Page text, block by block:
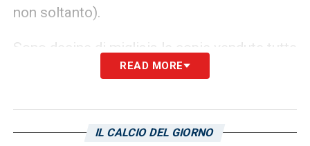
non soltanto).
Sono decine di migliaia le copie vendute tutte
le mattine in edicola, ma un’anteprima dei
già dalla sera precedente. Ecco, allora, le
prime pagine deiQuotidiani Sportividi oggi
READ MORE
IL CALCIO DEL GIORNO